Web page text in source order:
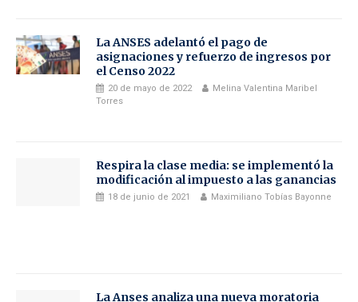
La ANSES adelantó el pago de
asignaciones y refuerzo de ingresos por
el Censo 2022
20 de mayo de 2022
Melina Valentina Maribel
Torres
Respira la clase media: se implementó la
modificación al impuesto a las ganancias
18 de junio de 2021 Maximiliano Tobías Bayonne
La Anses analiza una nueva moratoria